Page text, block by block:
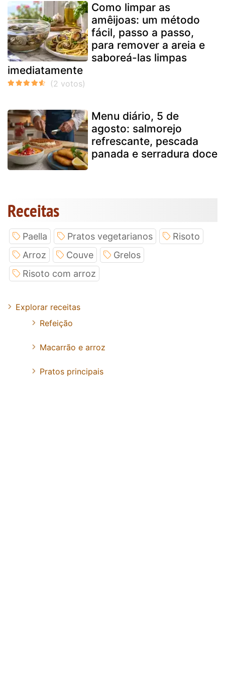
Como limpar as
amêijoas: um método
fácil, passo a passo,
para remover a areia e
saboreá-las limpas
imediatamente
Menu diário, 5 de
agosto: salmorejo
refrescante, pescada
panada e serradura doce
Receitas
Paella Pratos vegetarianos
Risoto
Arroz
Couve
Grelos
Risoto com arroz
Explorar receitas
Refeição
Macarrão e arroz
Pratos principais